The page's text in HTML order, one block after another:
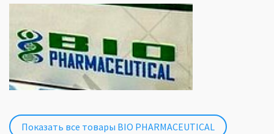
Показать все товары BIO PHARMACEUTICAL